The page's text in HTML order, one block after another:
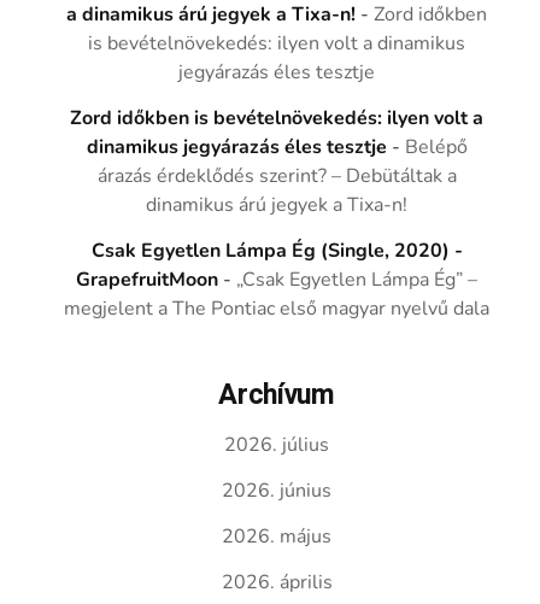
a dinamikus árú jegyek a Tixa-n! -Zord időkben
is bevételnövekedés: ilyen volt a dinamikus
jegyárazás éles tesztje
Zord időkben is bevételnövekedés: ilyen volt a
dinamikus jegyárazás éles tesztje - Belépő
árazás érdeklődés szerint? – Debütáltak a
dinamikus árú jegyek a Tixa-n!
Csak Egyetlen Lámpa Ég (Single, 2020) -
GrapefruitMoon - „Csak Egyetlen Lámpa Ég” –
megjelent a The Pontiac első magyar nyelvű dala
Archívum
2026. július
2026. június
2026. május
2026. április